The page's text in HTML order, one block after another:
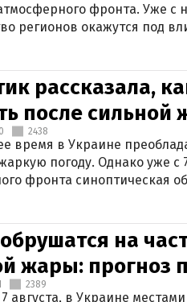
фронта. Уже с
регионов окажутся под
рассказала,
после сильной
2438
время в Украине
погоду. Однако уже с
фронта синоптическая
на
жары: прогноз
2389
августа, в Украине